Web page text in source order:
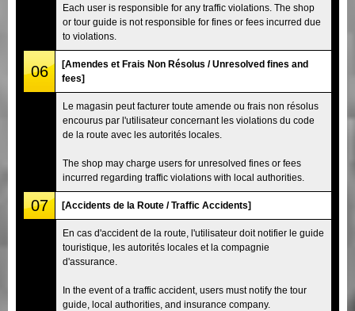
Each user is responsible for any traffic violations. The shop
or tour guide is not responsible for fines or fees incurred due
to violations.
06
[Amendes et Frais Non Résolus / Unresolved fines and
fees]
Le magasin peut facturer toute amende ou frais non résolus
encourus par l'utilisateur concernant les violations du code
de la route avec les autorités locales.
The shop may charge users for unresolved fines or fees
incurred regarding traffic violations with local authorities.
07 [Accidents de la Route / Traffic Accidents]
En cas d'accident de la route, l'utilisateur doit notifier le guide
touristique, les autorités locales et la compagnie
d'assurance.
In the event of a traffic accident, users must notify the tour
guide, local authorities, and insurance company.